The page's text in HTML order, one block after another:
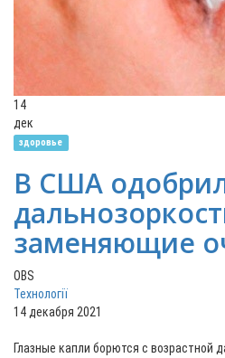
14
дек
здоровье
В США
заменяющие
OBS
Технології
14 декабря 2021
Глазные капли борются с возрастной